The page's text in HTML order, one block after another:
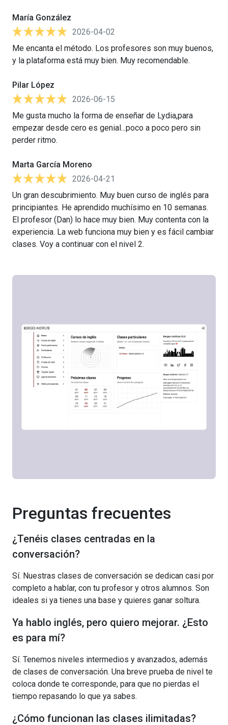
María González
2026-04-02
Me encanta el método. Los profesores son muy buenos,
y la plataforma está muy bien. Muy recomendable.
Pilar López
2026-06-15
Me gusta mucho la forma de enseñar de Lydia,para
empezar desde cero es genial...poco a poco pero sin
perder ritmo.
Marta García Moreno
2026-04-21
Un gran descubrimiento. Muy buen curso de inglés para
principiantes. He aprendido muchísimo en 10 semanas.
El profesor (Dan) lo hace muy bien. Muy contenta con la
experiencia. La web funciona muy bien y es fácil cambiar
clases. Voy a continuar con el nivel 2.
Preguntas frecuentes
¿Tenéis clases centradas en la
conversación?
Sí. Nuestras clases de conversación se dedican casi por
completo a hablar, con tu profesor y otros alumnos. Son
ideales si ya tienes una base y quieres ganar soltura.
Ya hablo inglés, pero quiero mejorar. ¿Esto
es para mí?
Sí. Tenemos niveles intermedios y avanzados, además
de clases de conversación. Una breve prueba de nivel te
coloca donde te corresponde, para que no pierdas el
tiempo repasando lo que ya sabes.
¿Cómo funcionan las clases ilimitadas?